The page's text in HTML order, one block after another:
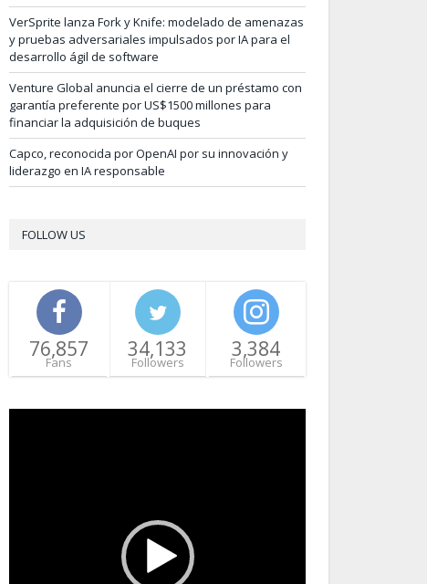
VerSprite lanza Fork y Knife: modelado de amenazas
y pruebas adversariales impulsados por IA para el
desarrollo ágil de software
Venture Global anuncia el cierre de un préstamo con
garantía preferente por US$1500 millones para
financiar la adquisición de buques
Capco, reconocida por OpenAI por su innovación y
liderazgo en IA responsable
FOLLOW US
76,857
Fans
34,133
Followers
3,384
Followers